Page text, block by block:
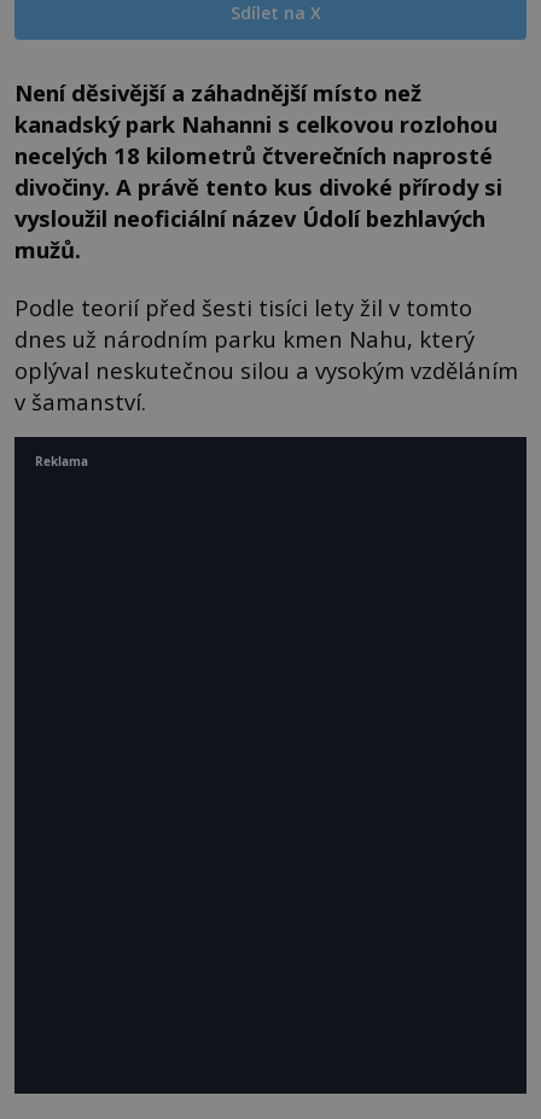
Sdílet na X
Není děsivější a záhadnější místo než
kanadský park Nahanni s celkovou rozlohou
necelých 18 kilometrů čtverečních naprosté
divočiny. A právě tento kus divoké přírody si
vysloužil neoficiální název Údolí bezhlavých
mužů.
Podle teorií před šesti tisíci lety žil v tomto
dnes už národním parku kmen Nahu, který
oplýval neskutečnou silou a vysokým vzděláním
v šamanství.
Reklama